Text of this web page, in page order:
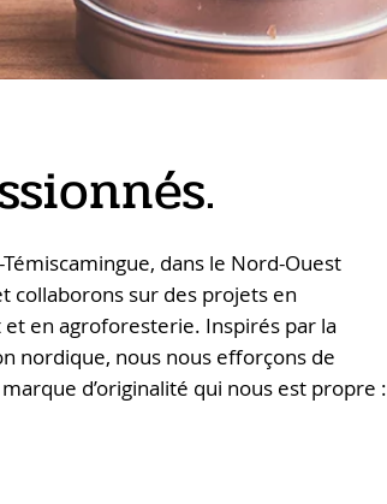
dans le Nord-Ouest
collaborons sur des projets en
en agroforesterie. Inspirés par la
nordique, nous nous efforçons de
d’originalité qui nous est propre :